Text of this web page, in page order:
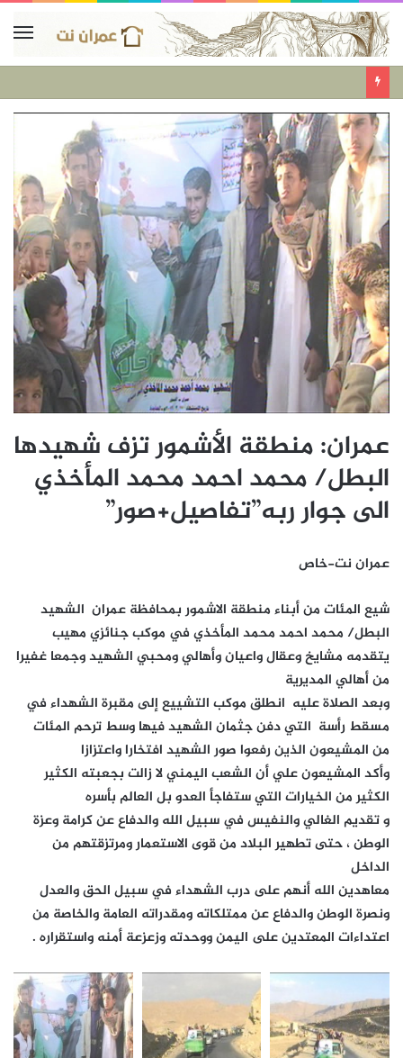
عمران: منطقة الأشمور تزف شهيدها
البطل/ محمد احمد محمد المأخذي
الى جوار ربه”تفاصيل+صور”
عمران نت-خاص
شيع المئات من أبناء منطقة الاشمور بمحافظة عمران الشهيد
البطل/ محمد احمد محمد المأخذي في موكب جنائزي مهيب
يتقدمه مشايخ وعقال واعيان وأهالي ومحبي الشهيد وجمعا غفيرا
من أهالي المديرية
وبعد الصلاة عليه انطلق موكب التشييع إلى مقبرة الشهداء في
مسقط رأسة التي دفن جثمان الشهيد فيها وسط ترحم المئات
من المشيعون الذين رفعوا صور الشهيد افتخارا واعتزازا
وأكد المشيعون علي أن الشعب اليمني لا زالت بجعبته الكثير
الكثير من الخيارات التي ستفاجأ العدو بل العالم بأسره
و تقديم الغالي والنفيس في سبيل الله والدفاع عن كرامة وعزة
الوطن ، حتى تطهير البلاد من قوى الاستعمار ومرتزقتهم من
الداخل
معاهدين الله أنهم على درب الشهداء في سبيل الحق والعدل
ونصرة الوطن والدفاع عن ممتلكاته ومقدراته العامة والخاصة من
اعتداءات المعتدين على اليمن ووحدته وزعزعة أمنه واستقراره .